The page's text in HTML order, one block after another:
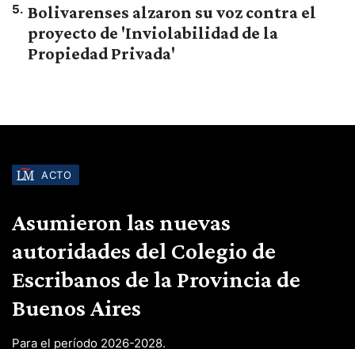
5. Bolivarenses alzaron su voz contra el
proyecto de 'Inviolabilidad de la
Propiedad Privada'
ACTO
Asumieron las nuevas
autoridades del Colegio de
Escribanos de la Provincia de
Buenos Aires
Para el período 2026-2028.